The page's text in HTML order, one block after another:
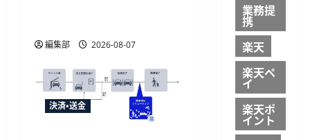
編集部 2026-08-07
決済・送金
業務提
携
楽天
楽天ペ
イ
楽天ポ
イント